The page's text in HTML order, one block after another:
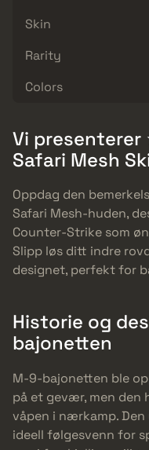
Skin
Rarity
Colors
Vi
Safari Mesh
Oppdag den
Safari Mesh-huden,
Counter-Strike som
Slipp løs ditt indre
designet, perfekt for
Historie og
bajonetten
M-9-bajonetten ble
på et gevær, men den
våpen i nærkamp.
ideell følgesvenn for